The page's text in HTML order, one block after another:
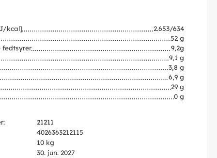
kcal]
2.653/634
52 g
fedtsyrer
9,2g
9,1 g
3,8 g
6,9 g
29 g
0 g
21211
4026363212115
10 kg
30. jun. 2027